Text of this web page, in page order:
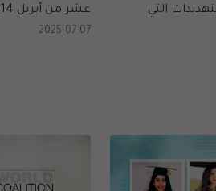
التي
عشر من أبريل 2014.
2025-07-07